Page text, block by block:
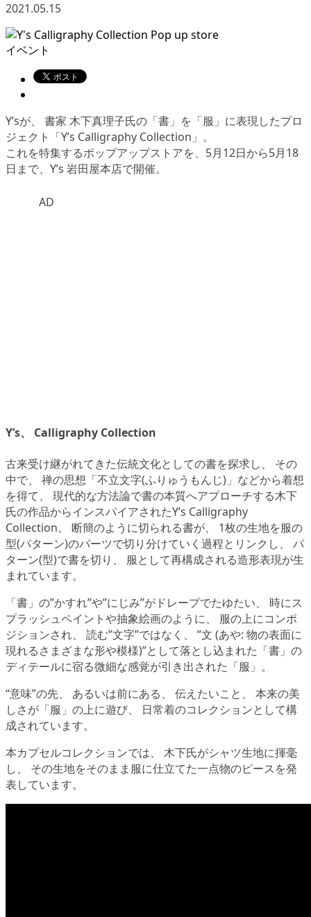
2021.05.15
イベント
Y’sが、 書家 木下真理子氏の「書」を「服」に表現したプロ
ジェクト「Y’s Calligraphy Collection」。
これを特集するポップアップストアを、5月12日から5月18
日まで、Y’s 岩田屋本店で開催。
AD
Y’s、 Calligraphy Collection
古来受け継がれてきた伝統文化としての書を探求し、 その
中で、 禅の思想「不立文字(ふりゅうもんじ)」などから着想
を得て、 現代的な方法論で書の本質へアプローチする木下
氏の作品からインスパイアされたY’s Calligraphy
Collection。 断簡のように切られる書が、 1枚の生地を服の
型(パターン)のパーツで切り分けていく過程とリンクし、 パ
ターン(型)で書を切り、 服として再構成される造形表現が生
まれています。
「書」の”かすれ”や”にじみ”がドレープでたゆたい、 時にス
プラッシュペイントや抽象絵画のように、 服の上にコンポ
ジションされ、 読む”文字”ではなく、 ”文 (あや: 物の表面に
現れるさまざまな形や模様)”として落とし込まれた「書」の
ディテールに宿る微細な感覚が引き出された「服」。
“意味”の先、 あるいは前にある、 伝えたいこと、 本来の美
しさが「服」の上に遊び、 日常着のコレクションとして構
成されています。
本カプセルコレクションでは、 木下氏がシャツ生地に揮毫
し、 その生地をそのまま服に仕立てた一点物のピースを発
表しています。